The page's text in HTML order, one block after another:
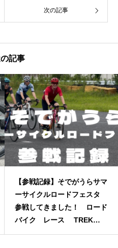
次の記事
記事
【参戦記録】そでがうらサマ
ーサイクルロードフェスタ
参戦してきました！ ロード
バイク レース TREK
GIANT